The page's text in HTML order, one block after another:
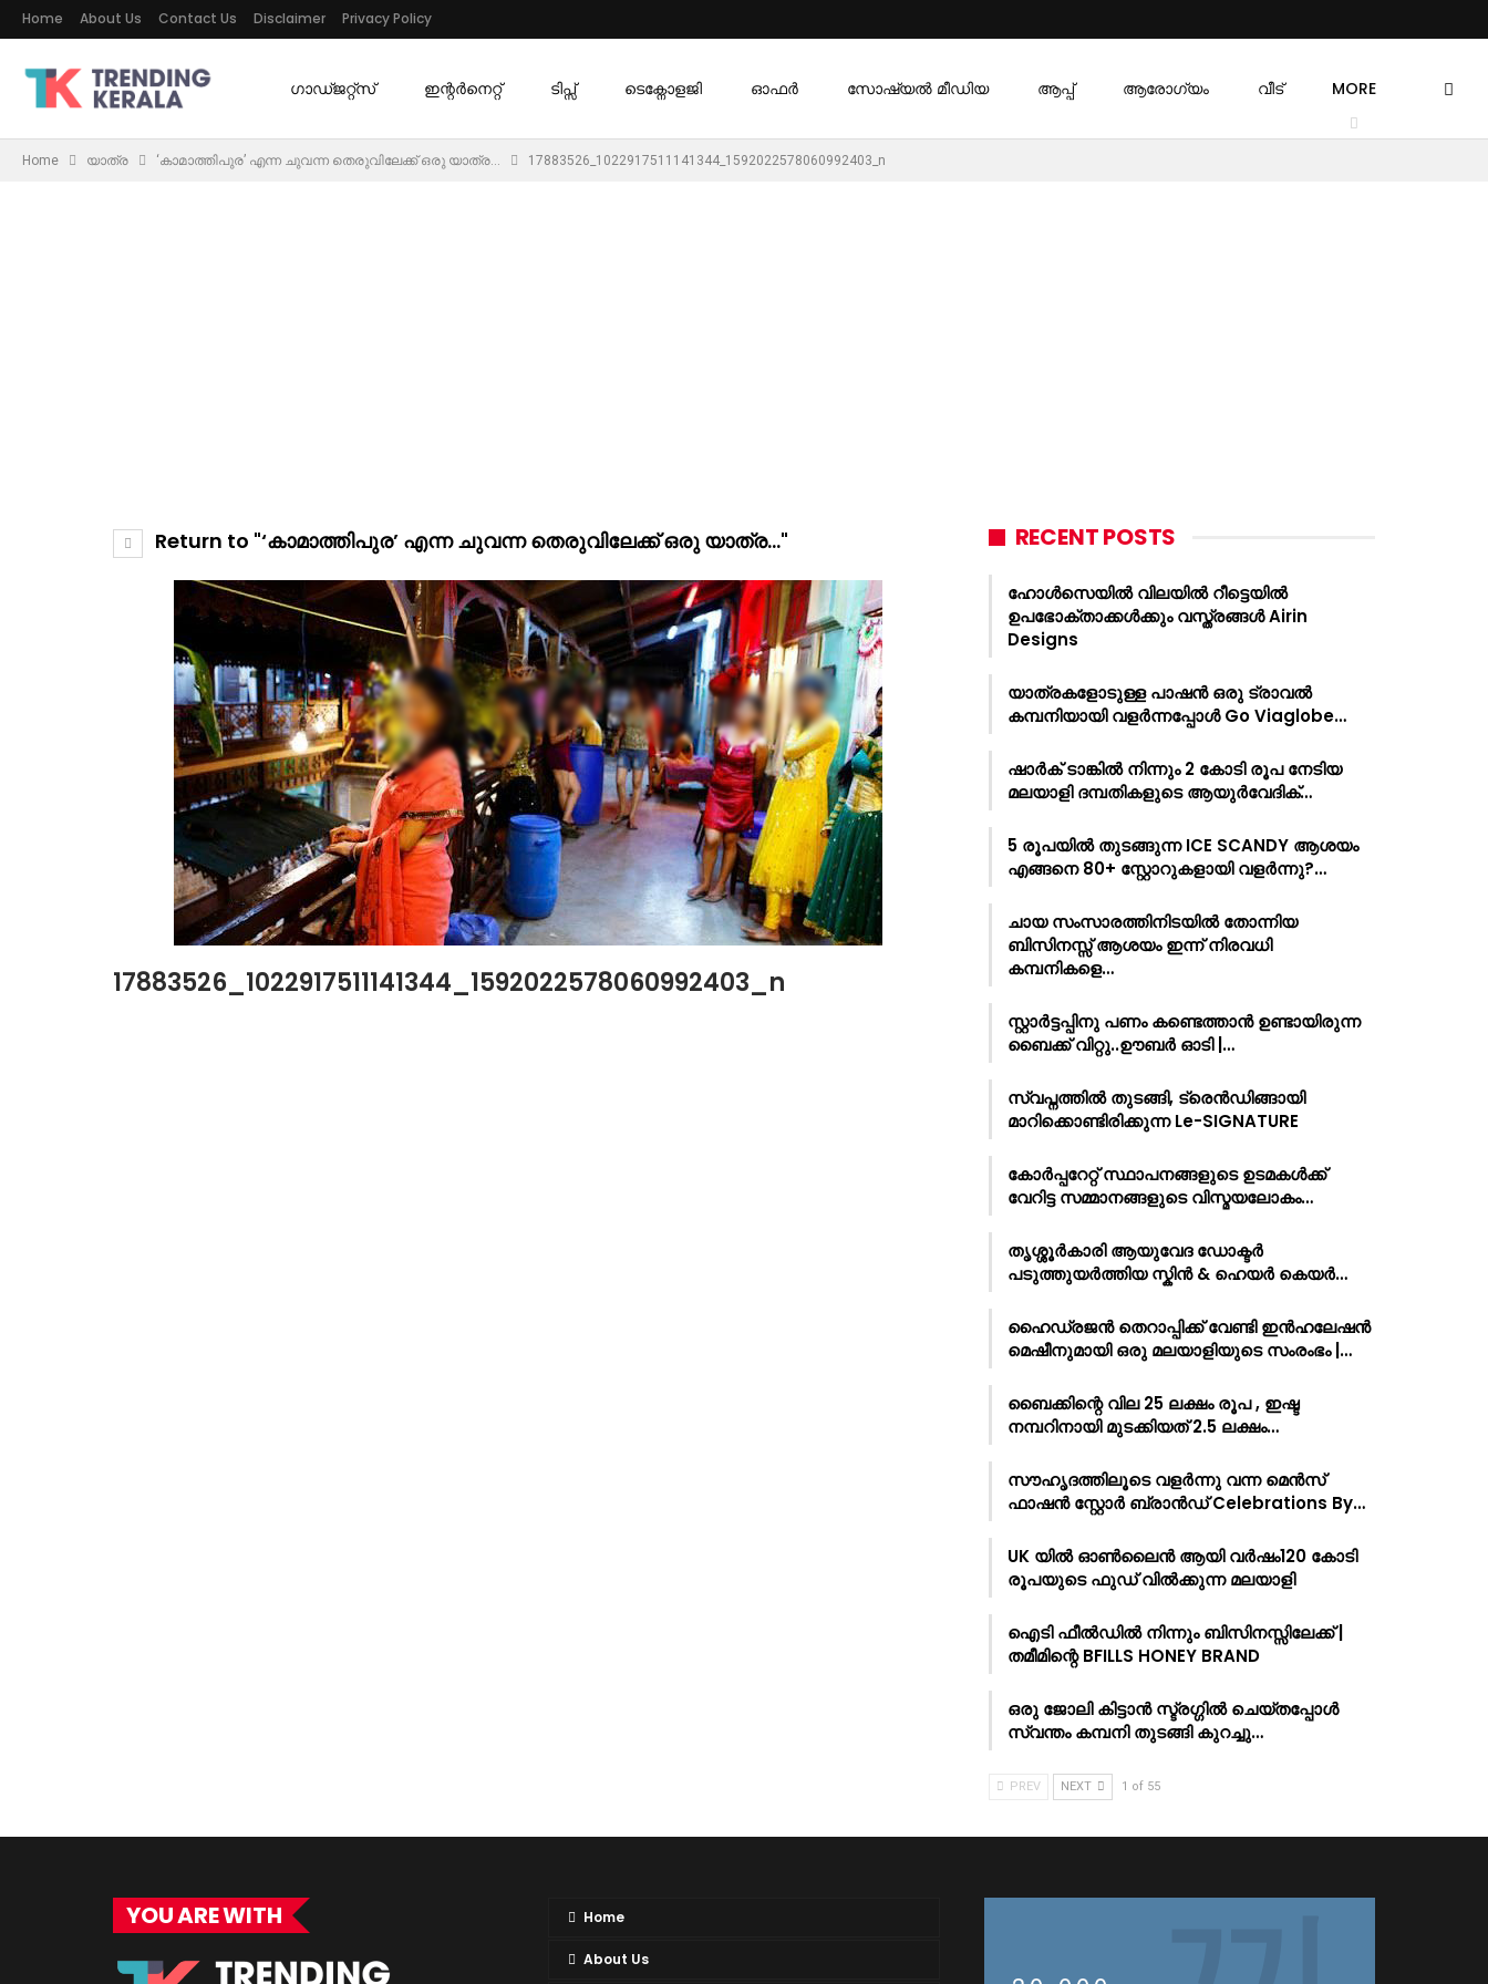
Home About Us Contact Us Disclaimer Privacy Policy
ഗാഡ്ജറ്റ്സ് ഇന്റര്‍നെറ്റ് ടിപ്സ് ടെക്നോളജി ഓഫര്‍ സോഷ്യൽ മീഡിയ ആപ്പ് ആരോഗ്യം വീട് MORE
Home യാത്ര ‘കാമാത്തിപുര’ എന്ന ചുവന്ന തെരുവിലേക്ക് ഒരു യാത്ര… 17883526_1022917511141344_1592022578060992403_n
Return to "‘കാമാത്തിപുര’ എന്ന ചുവന്ന തെരുവിലേക്ക് ഒരു യാത്ര…"
17883526_1022917511141344_1592022578060992403_n
RECENT POSTS
ഹോൾസെയിൽ വിലയിൽ റീട്ടെയിൽ
ഉപഭോക്താക്കൾക്കും വസ്ത്രങ്ങൾ Airin
Designs
യാത്രകളോടുള്ള പാഷൻ ഒരു ട്രാവൽ
കമ്പനിയായി വളർന്നപ്പോൾ Go Viaglobe…
ഷാർക്‌ ടാങ്കിൽ നിന്നും 2 കോടി രൂപ നേടിയ
മലയാളി ദമ്പതികളുടെ ആയുർവേദിക്…
5 രൂപയിൽ തുടങ്ങുന്ന ICE SCANDY ആശയം
എങ്ങനെ 80+ സ്റ്റോറുകളായി വളർന്നു?…
ചായ സംസാരത്തിനിടയിൽ തോന്നിയ
ബിസിനസ്സ് ആശയം ഇന്ന് നിരവധി
കമ്പനികളെ…
സ്റ്റാർട്ടപ്പിനു പണം കണ്ടെത്താൻ ഉണ്ടായിരുന്ന
ബൈക്ക് വിറ്റു..ഊബർ ഓടി |…
സ്വപ്നത്തിൽ തുടങ്ങി, ട്രെൻഡിങ്ങായി
മാറിക്കൊണ്ടിരിക്കുന്ന Le-SIGNATURE
കോർപ്പറേറ്റ് സ്ഥാപനങ്ങളുടെ ഉടമകൾക്ക്
വേറിട്ട സമ്മാനങ്ങളുടെ വിസ്മയലോകം…
തൃശ്ശൂർകാരി ആയുവേദ ഡോക്ടർ
പടുത്തുയർത്തിയ സ്കിൻ & ഹെയർ കെയർ…
ഹൈഡ്രജൻ തെറാപ്പിക്ക് വേണ്ടി ഇൻഹലേഷൻ
മെഷീനുമായി ഒരു മലയാളിയുടെ സംരംഭം |…
ബൈക്കിന്റെ വില 25 ലക്ഷം രൂപ , ഇഷ്ട
നമ്പറിനായി മുടക്കിയത് 2.5 ലക്ഷം…
സൗഹൃദത്തിലൂടെ വളർന്നു വന്ന മെൻസ്
ഫാഷൻ സ്റ്റോർ ബ്രാൻഡ് Celebrations By…
UK യിൽ ഓൺലൈൻ ആയി വർഷം120 കോടി
രൂപയുടെ ഫുഡ് വിൽക്കുന്ന മലയാളി
ഐടി ഫീൽഡിൽ നിന്നും ബിസിനസ്സിലേക്ക് |
തമീമിന്റെ BFILLS HONEY BRAND
ഒരു ജോലി കിട്ടാൻ സ്ട്രഗ്ഗിൽ ചെയ്തപ്പോൾ
സ്വന്തം കമ്പനി തുടങ്ങി കുറച്ചു…
PREV NEXT 1 of 55
YOU ARE WITH Home
About Us